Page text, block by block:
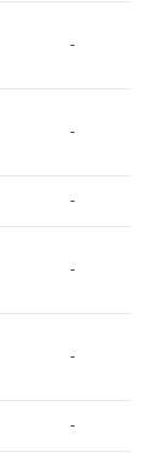
-
-
-
-
-
-